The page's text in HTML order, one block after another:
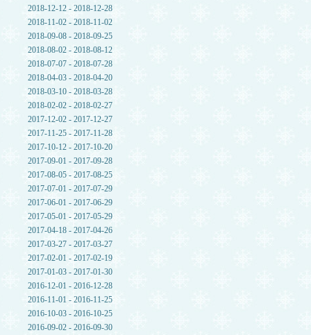
2018-12-12 - 2018-12-28
2018-11-02 - 2018-11-02
2018-09-08 - 2018-09-25
2018-08-02 - 2018-08-12
2018-07-07 - 2018-07-28
2018-04-03 - 2018-04-20
2018-03-10 - 2018-03-28
2018-02-02 - 2018-02-27
2017-12-02 - 2017-12-27
2017-11-25 - 2017-11-28
2017-10-12 - 2017-10-20
2017-09-01 - 2017-09-28
2017-08-05 - 2017-08-25
2017-07-01 - 2017-07-29
2017-06-01 - 2017-06-29
2017-05-01 - 2017-05-29
2017-04-18 - 2017-04-26
2017-03-27 - 2017-03-27
2017-02-01 - 2017-02-19
2017-01-03 - 2017-01-30
2016-12-01 - 2016-12-28
2016-11-01 - 2016-11-25
2016-10-03 - 2016-10-25
2016-09-02 - 2016-09-30